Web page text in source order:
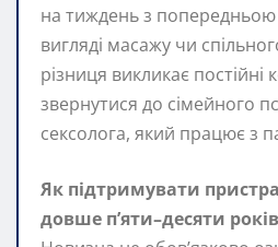
на тиждень з
вигляді масажу чи
різниця викликає постійні
звернутися до сімейного
сексолога, який працює з
Як підтримувати
довше п’яти–десяти